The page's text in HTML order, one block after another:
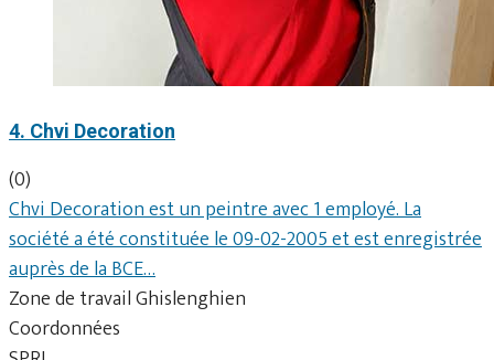
4. Chvi Decoration
(0)
Chvi Decoration est un peintre avec 1 employé. La
société a été constituée le 09-02-2005 et est enregistrée
auprès de la BCE…
Zone de travail Ghislenghien
Coordonnées